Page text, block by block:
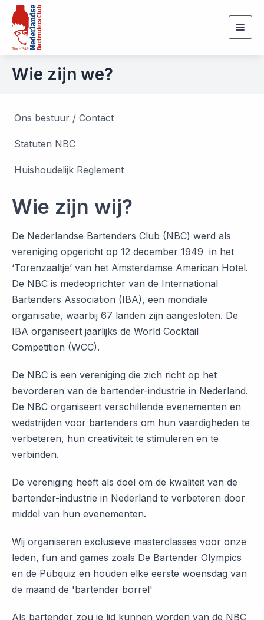
Wie zijn we?
Ons bestuur / Contact
Statuten NBC
Huishoudelijk Reglement
Wie zijn wij?
De Nederlandse Bartenders Club (NBC) werd als
vereniging opgericht op 12 december 1949 in het
‘Torenzaaltje’ van het Amsterdamse American Hotel.
De NBC is medeoprichter van de International
Bartenders Association (IBA), een mondiale
organisatie, waarbij 67 landen zijn aangesloten. De
IBA organiseert jaarlijks de World Cocktail
Competition (WCC).
De NBC is een vereniging die zich richt op het
bevorderen van de bartender-industrie in Nederland.
De NBC organiseert verschillende evenementen en
wedstrijden voor bartenders om hun vaardigheden te
verbeteren, hun creativiteit te stimuleren en te
verbinden.
De vereniging heeft als doel om de kwaliteit van de
bartender-industrie in Nederland te verbeteren door
middel van hun evenementen.
Wij organiseren exclusieve masterclasses voor onze
leden, fun and games zoals De Bartender Olympics
en de Pubquiz en houden elke eerste woensdag van
de maand de 'bartender borrel'
Als bartender zou je lid kunnen worden van de NBC